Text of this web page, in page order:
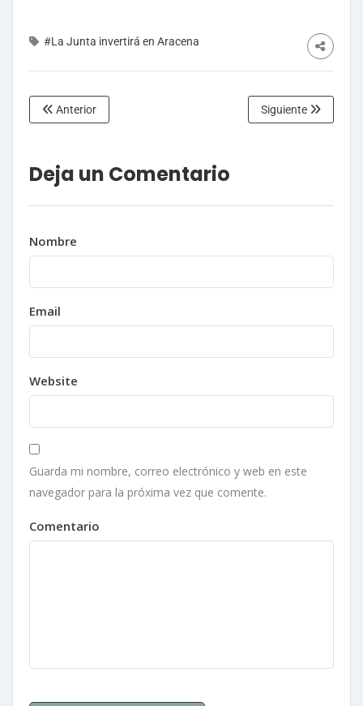
#La Junta invertirá en Aracena
Anterior Siguiente
Deja un Comentario
Nombre
Email
Website
Guarda mi nombre, correo electrónico y web en este
navegador para la próxima vez que comente.
Comentario